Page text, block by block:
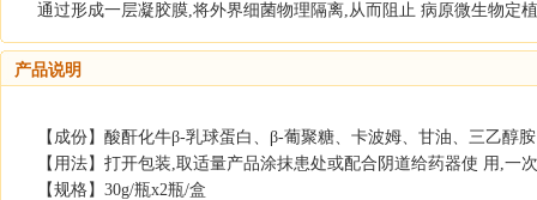
通过形成一层凝胶膜,将外界细菌物理隔离,从而阻止 病原微生物定
产品说明
【成份】酸酐化牛β-乳球蛋白、β-葡聚糖、卡波姆、甘油、三乙醇
【用法】打开包装,取适量产品涂抹患处或配合阴道给药器使 用,一
【规格】30g/瓶x2瓶/盒